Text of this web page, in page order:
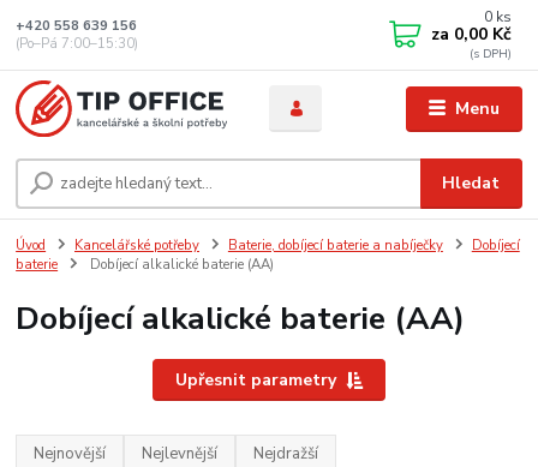
Menu
Hledat
+420 558 639 156
(Po–Pá 7:00–15:30)
0 ks
za 0,00 Kč
Úvod Kancelářské potřeby Baterie, dobíjecí baterie a nabíječky
Dobíjecí
baterie
Dobíjecí alkalické baterie (AA)
Dobíjecí alkalické baterie (AA)
Upřesnit parametry
Nejnovější Nejlevnější Nejdražší